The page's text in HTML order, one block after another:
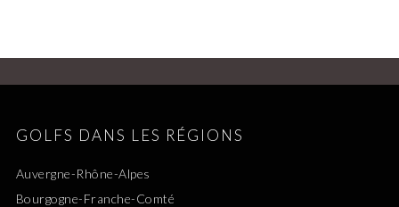
GOLFS DANS LES RÉGIONS
Auvergne-Rhône-Alpes
Bourgogne-Franche-Comté